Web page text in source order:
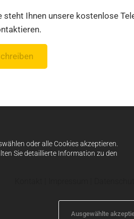
oder alle Cookies akzeptieren.
Sie detaillierte Information zu den
Ausgewählte
steht Ihnen unsere kostenlose